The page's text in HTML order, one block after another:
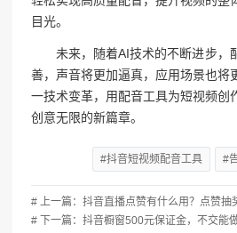
目光。
未来，随着AI技术的不断进步，
善，声音将更加逼真，应用场景也将
一技术变革，用配音工具为短视频创
创意无限的新篇章。
#抖音短视频配音工具 #
# 上一篇：抖音直播点赞有什么用？点赞抽
# 下一篇：抖音橱窗500元保证金，不交能